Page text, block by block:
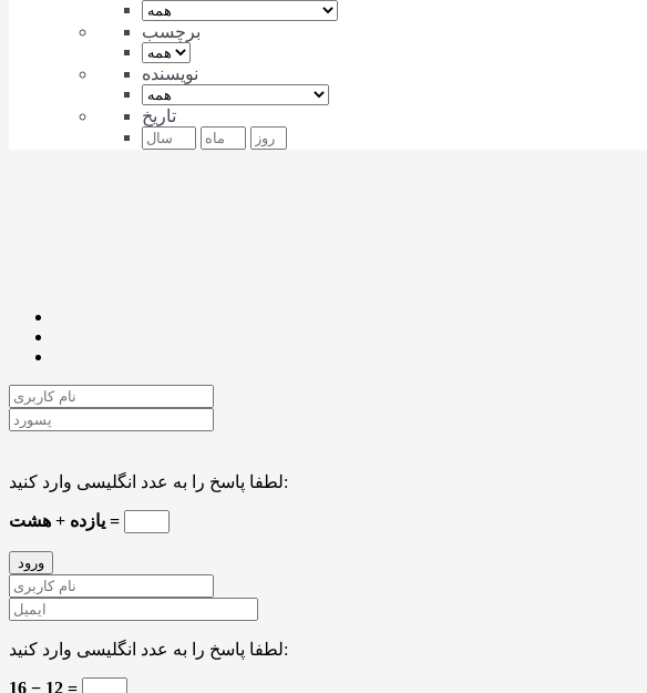
برچسب
نویسنده
تاریخ
لطفا پاسخ را به عدد انگلیسی وارد کنید:
یازده + هشت =
لطفا پاسخ را به عدد انگلیسی وارد کنید:
16 − 12 =